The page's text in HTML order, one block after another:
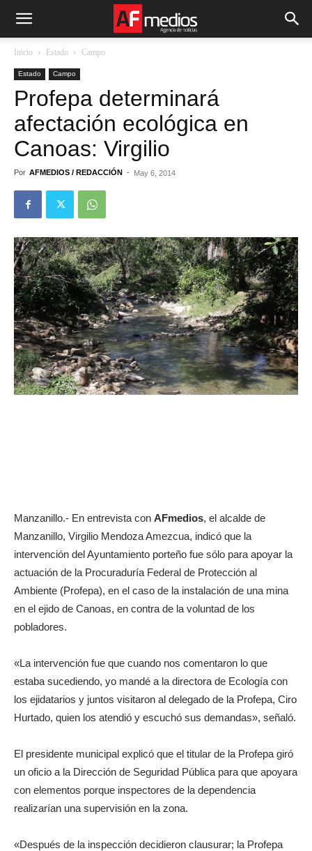
Inicio Estado Campo
Estado Campo
Profepa determinará
afectación ecológica en
Canoas: Virgilio
Por AFMEDIOS / REDACCIÓN - May 6, 2014
Manzanillo.- En entrevista con AFmedios, el alcalde de
Manzanillo, Virgilio Mendoza Amezcua, indicó que la
intervención del Ayuntamiento porteño fue sólo para apoyar la
actuación de la Procuraduría Federal de Protección al
Ambiente (Profepa), en el caso de la instalación de una mina
en el ejido de Canoas, en contra de la voluntad de los
pobladores.
«La intervención fue que cuando nos comentaron lo que
estaba sucediendo, yo mandé a la directora de Ecología con
los ejidatarios y juntos visitaron al delegado de la Profepa, Ciro
Hurtado, quien los atendió y escuchó sus demandas», señaló.
El presidente municipal explicó que el titular de la Profepa giró
un oficio a la Dirección de Seguridad Pública para que apoyara
con elementos porque inspectores de la dependencia
realizarían una supervisión en la zona.
«Después de la inspección decidieron clausurar; la Profepa